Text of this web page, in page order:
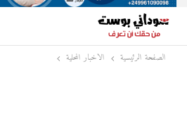
الصفحة الرئيسية الاخبار المحلية